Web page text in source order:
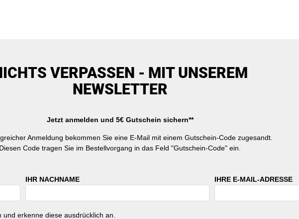
VERPASSEN - MIT UNSEREM
NEWSLETTER
Jetzt anmelden und 5€ Gutschein sichern**
Anmeldung bekommen Sie eine E-Mail mit einem Gutschein-Code zugesandt.
Diesen Code tragen Sie im Bestellvorgang in das Feld "Gutschein-Code" ein.
IHR NACHNAME IHRE E-MAIL-ADRESSE
und erkenne diese ausdrücklich an.